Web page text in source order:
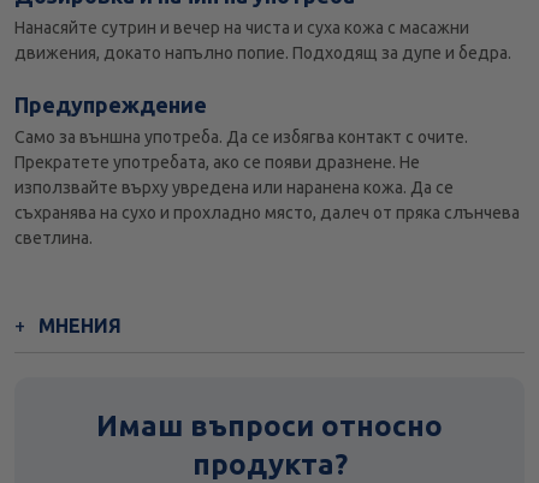
Нанасяйте сутрин и вечер на чиста и суха кожа с масажни
движения, докато напълно попие. Подходящ за дупе и бедра.
Предупреждение
Само за външна употреба. Да се избягва контакт с очите.
Прекратете употребата, ако се появи дразнене. Не
използвайте върху увредена или наранена кожа. Да се
съхранява на сухо и прохладно място, далеч от пряка слънчева
светлина.
МНЕНИЯ
Имаш въпроси относно
продукта?